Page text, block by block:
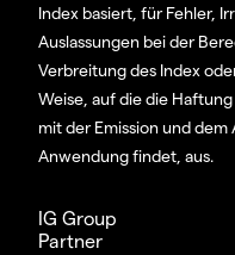
Index basiert, für Fehler,
Auslassungen bei der
Verbreitung des Index
Weise, auf die die
mit der Emission und dem
Anwendung findet, aus.
IG Group
Partner